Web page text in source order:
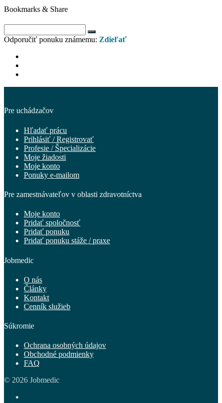
Bookmarks & Share
Odporučiť ponuku známemu: Zdieľať
Pre uchádzačov
Hľadať prácu
Prihlásiť / Registrovať
Profesie / Špecializácie
Moje žiadosti
Moje konto
Ponuky e-mailom
Pre zamestnávateľov v oblasti zdravotníctva
Moje konto
Pridať spoločnosť
Pridať ponuku
Pridať ponuku stáže / praxe
Jobmedic
O nás
Články
Kontakt
Cenník služieb
Súkromie
Ochrana osobných údajov
Obchodné podmienky
FAQ
© 2026 Jobmedic